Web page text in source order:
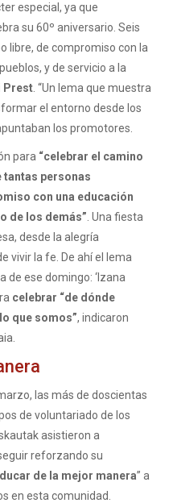
especial, ya que
su 60º aniversario. Seis
libre, de compromiso con la
y de servicio a la
Prest . “Un lema que muestra
el entorno desde los
los promotores.
para “celebrar el camino
personas
con una educación
de los demás” . Una fiesta
desde la alegría
vivir la fe. De ahí el lema
de ese domingo: ‘Izana
celebrar “de dónde
que somos”, indicaron
las más de doscientas
de voluntariado de los
asistieron a
reforzando su
de la mejor manera” a
en esta comunidad.